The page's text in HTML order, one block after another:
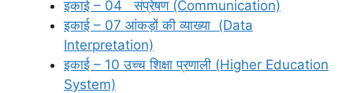
इकाई – 04 संप्रेषण (Communication)
इकाई – 07 आंकड़ों की व्याख्या (Data
Interpretation)
इकाई – 10 उच्च शिक्षा प्रणाली (Higher Education
System)